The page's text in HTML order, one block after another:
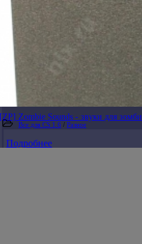
[ZP] Zombie Sounds - звуки для зомби
Все для CS 1.6 / Разное
Подробнее